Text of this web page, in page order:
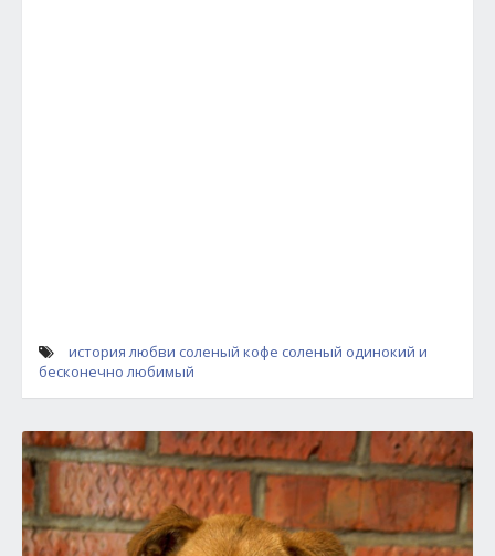
история любви соленый кофе соленый одинокий и
бесконечно любимый